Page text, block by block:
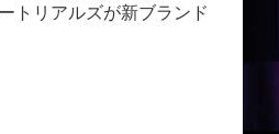
トリアルズが新ブランド